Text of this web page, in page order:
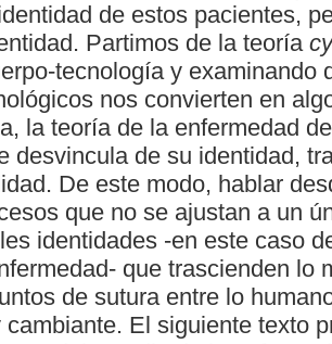
de estos pacientes,
Partimos de la teoría
tecnología y examinando
nos convierten en
la teoría de la enfermedad
desvincula de su identidad,
De este modo, hablar
que no se ajustan a un
identidades -en este caso
que trascienden lo
de sutura entre lo
cambiante. El siguiente texto